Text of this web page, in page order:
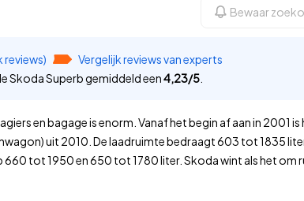
Bewaar
reviews)
Vergelijk reviews van experts
Skoda Superb gemiddeld een4,23/5
en bagage is enorm. Vanaf het begin af aan in 2001
uit 2010. De laadruimte bedraagt 603 tot 1835
tot 1950 en 650 tot 1780 liter. Skoda wint als het om